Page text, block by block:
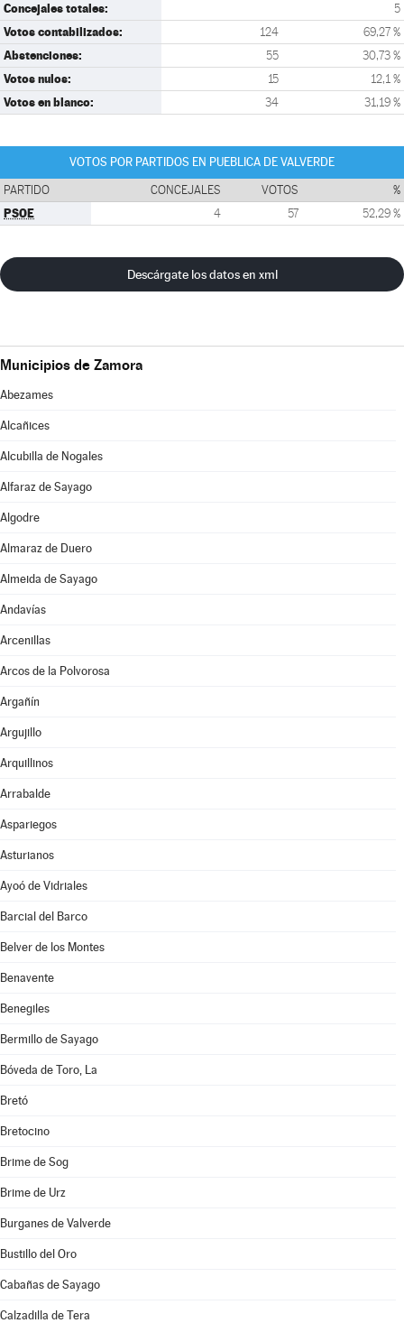
Concejales totales: 5
Votos contabilizados: 124 69,27 %
Abstenciones: 55 30,73 %
Votos nulos: 15 12,1 %
Votos en blanco: 34 31,19 %
VOTOS POR PARTIDOS EN PUEBLICA DE VALVERDE
PARTIDO CONCEJALES VOTOS %
PSOE 4 57 52,29 %
Descárgate los datos en xml
Municipios de Zamora
Abezames
Alcañices
Alcubilla de Nogales
Alfaraz de Sayago
Algodre
Almaraz de Duero
Almeida de Sayago
Andavías
Arcenillas
Arcos de la Polvorosa
Argañín
Argujillo
Arquillinos
Arrabalde
Aspariegos
Asturianos
Ayoó de Vidriales
Barcial del Barco
Belver de los Montes
Benavente
Benegiles
Bermillo de Sayago
Bóveda de Toro, La
Bretó
Bretocino
Brime de Sog
Brime de Urz
Burganes de Valverde
Bustillo del Oro
Cabañas de Sayago
Calzadilla de Tera